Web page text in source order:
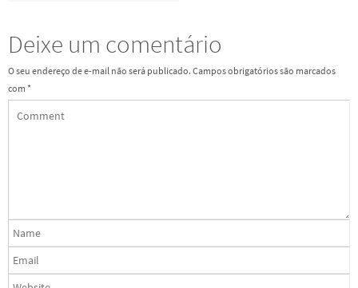
Deixe um comentário
O seu endereço de e-mail não será publicado. Campos obrigatórios são marcados
com *